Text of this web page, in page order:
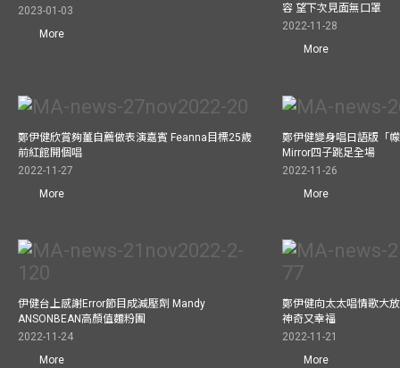
2023-01-03
More
容 望下次見面無口罩
2022-11-28
More
鄭伊健欣賞夠薑自薦做表演嘉賓 Feanna目標25歲
前紅館開個唱
2022-11-27
More
鄭伊健變身唱日語版「
Mirror四子跳足全場
2022-11-26
More
伊健台上感謝Error節目成減壓劑 Mandy
ANSONBEAN高顏值麵粉團
2022-11-24
More
鄭伊健向太太唱情歌大
神奇又幸福
2022-11-21
More